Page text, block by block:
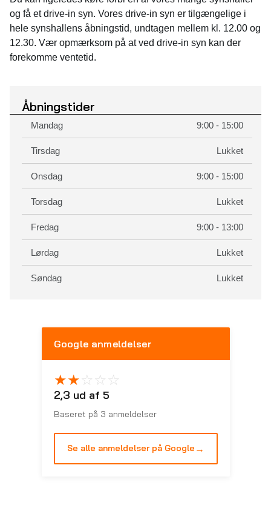
og få et drive-in syn. Vores drive-in syn er tilgængelige i
hele synshallens åbningstid, undtagen mellem kl. 12.00 og
12.30. Vær opmærksom på at ved drive-in syn kan der
forekomme ventetid.
Åbningstider
Mandag 9:00 - 15:00
Tirsdag Lukket
Onsdag 9:00 - 15:00
Torsdag Lukket
Fredag 9:00 - 13:00
Lørdag Lukket
Søndag Lukket
Google anmeldelser
★★ ☆ ☆ ☆
2,3 ud af 5
Baseret på 3 anmeldelser
Se alle anmeldelser på Google →